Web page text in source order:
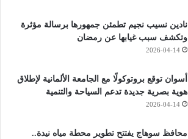
نادين نسيب نجيم تطمئن جمهورها برسالة مؤثرة
وتكشف سبب غيابها عن رمضان
2026-04-14
أسوان توقع بروتوكولًا مع الجامعة الألمانية لإطلاق
هوية بصرية جديدة تدعم السياحة والتنمية
2026-04-14
محافظ سوهاج يفتتح تطوير محطة مياه نيدة..